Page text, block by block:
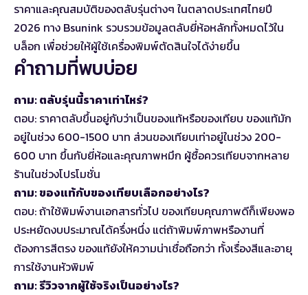
ราคาและคุณสมบัติของตลับรุ่นต่างๆ ในตลาดประเทศไทยปี
2026 ทาง Bsunink รวบรวมข้อมูลตลับยี่ห้อหลักทั้งหมดไว้ใน
บล็อก เพื่อช่วยให้ผู้ใช้เครื่องพิมพ์ตัดสินใจได้ง่ายขึ้น
คำถามที่พบบ่อย
ถาม: ตลับรุ่นนี้ราคาเท่าไหร่?
ตอบ: ราคาตลับขึ้นอยู่กับว่าเป็นของแท้หรือของเทียบ ของแท้มัก
อยู่ในช่วง 600-1500 บาท ส่วนของเทียบเท่าอยู่ในช่วง 200-
600 บาท ขึ้นกับยี่ห้อและคุณภาพหมึก ผู้ซื้อควรเทียบจากหลาย
ร้านในช่วงโปรโมชั่น
ถาม: ของแท้กับของเทียบเลือกอย่างไร?
ตอบ: ถ้าใช้พิมพ์งานเอกสารทั่วไป ของเทียบคุณภาพดีก็เพียงพอ
ประหยัดงบประมาณได้ครึ่งหนึ่ง แต่ถ้าพิมพ์ภาพหรืองานที่
ต้องการสีตรง ของแท้ยังให้ความน่าเชื่อถือกว่า ทั้งเรื่องสีและอายุ
การใช้งานหัวพิมพ์
ถาม: รีวิวจากผู้ใช้จริงเป็นอย่างไร?